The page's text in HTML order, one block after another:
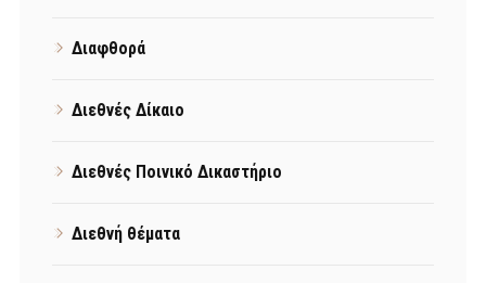
Διαφθορά
Διεθνές Δίκαιο
Διεθνές Ποινικό Δικαστήριο
Διεθνή θέματα